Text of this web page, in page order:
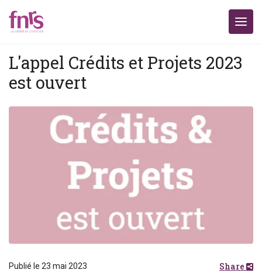
L'appel Crédits et Projets 2023
est ouvert
Publié le 23 mai 2023 Share